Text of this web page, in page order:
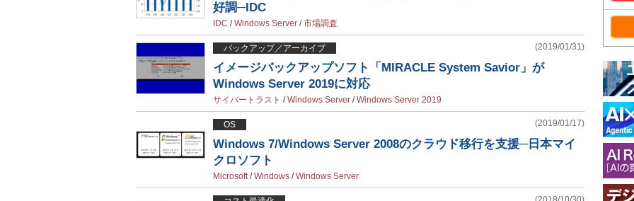
好調─IDC
IDC /Windows Server /市場調査
バックアップ／アーカイブ (2019/01/31)
イメージバックアップソフト「MIRACLE System Savior」が
Windows Server 2019に対応
サイバートラスト /Windows Server /Windows Server 2019
OS (2019/01/17)
Windows 7/Windows Server 2008のクラウド移行を支援─日本マイ
クロソフト
Microsoft/Windows /Windows Server